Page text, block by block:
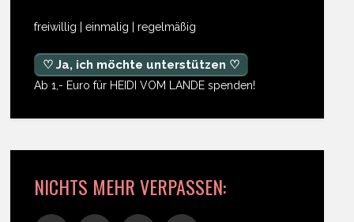
freiwillig | einmalig | regelmäßig
♡ Ja, ich möchte unterstützen ♡
Ab 1,- Euro für HEIDI VOM LANDE spenden!
NICHTS MEHR VERPASSEN: